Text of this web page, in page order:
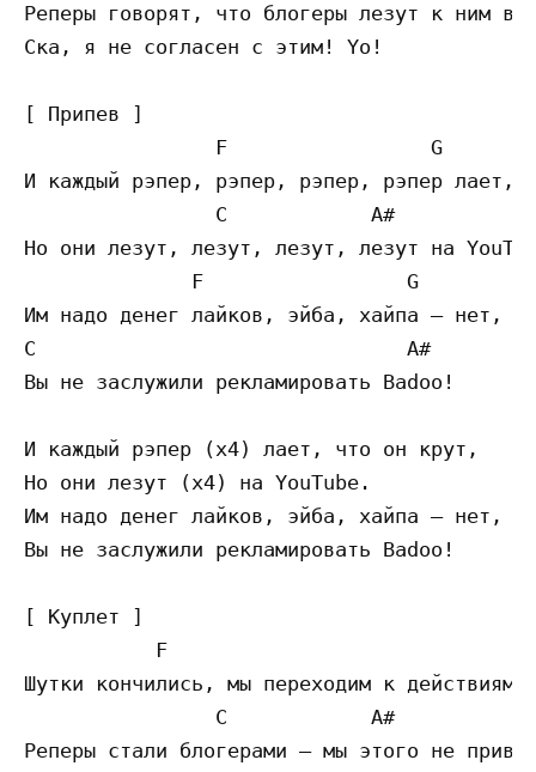
Реперы говорят, что блогеры лезут к ним в
Ска, я не согласен с этим! Yo!
[ Припев ]
                F                 G
И каждый рэпер, рэпер, рэпер, рэпер лает,
                C            A#
Но они лезут, лезут, лезут, лезут на
              F                 G
Им надо денег лайков, эйба, хайпа — нет,
C                               A#
Вы не заслужили рекламировать Вadoo!
И каждый рэпер (x4) лает, что он крут,
Но они лезут (x4) на YouTube.
Им надо денег лайков, эйба, хайпа — нет,
Вы не заслужили рекламировать Вadoo!
[ Куплет ]
F
Шутки кончились, мы переходим к действиям.
                C            A#
Реперы стали блогерами — мы этого не